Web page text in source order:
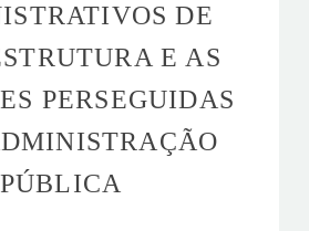
DE
E AS
PERSEGUIDAS
PÚBLICA